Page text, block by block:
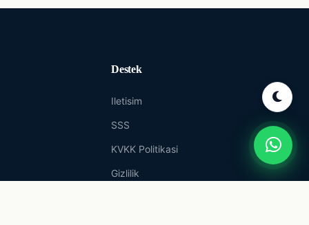
Destek
Iletisim
SSS
KVKK Politikasi
Gizlilik